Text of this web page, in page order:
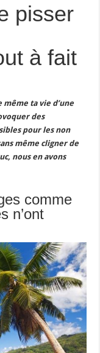
pisser
à fait
ta vie d’une
des
pour les non
même cligner de
nous en avons
comme
n’ont